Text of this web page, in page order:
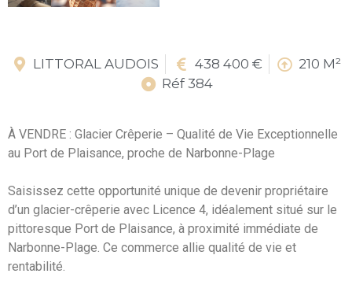
LITTORAL AUDOIS 438 400 €
210 M²
Réf 384
À VENDRE : Glacier Crêperie – Qualité de Vie Exceptionnelle
au Port de Plaisance, proche de Narbonne-Plage
Saisissez cette opportunité unique de devenir propriétaire
d’un glacier-crêperie avec Licence 4, idéalement situé sur le
pittoresque Port de Plaisance, à proximité immédiate de
Narbonne-Plage. Ce commerce allie qualité de vie et
rentabilité.